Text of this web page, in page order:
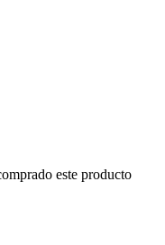
este producto